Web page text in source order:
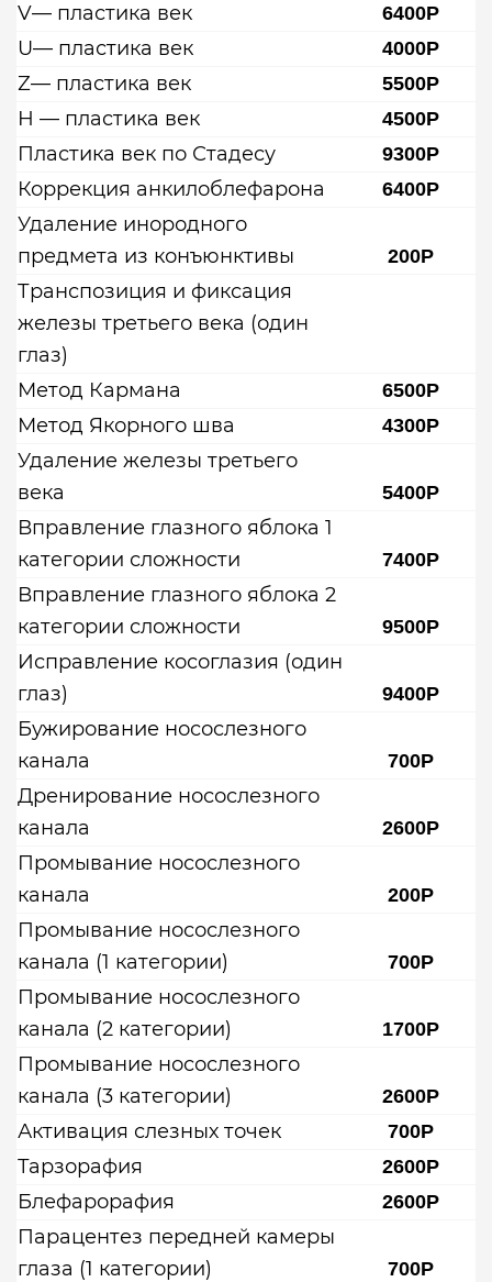
V— пластика век 6400Р
U— пластика век 4000Р
Z— пластика век 5500Р
Н — пластика век 4500Р
Пластика век по Стадесу 9300Р
Коррекция анкилоблефарона 6400Р
Удаление инородного
предмета из конъюнктивы
200Р
Транспозиция и фиксация
железы третьего века (один
глаз)
Метод Кармана
6500Р
Метод Якорного шва 4300Р
Удаление железы третьего
века
5400Р
Вправление глазного яблока 1
категории сложности
7400Р
Вправление глазного яблока 2
категории сложности
9500Р
Исправление косоглазия (один
глаз)
9400Р
Бужирование носослезного
канала
700Р
Дренирование носослезного
канала
2600Р
Промывание носослезного
канала
200Р
Промывание носослезного
канала (1 категории)
700Р
Промывание носослезного
канала (2 категории)
1700Р
Промывание носослезного
канала (3 категории)
2600Р
Активация слезных точек 700Р
Тарзорафия 2600Р
Блефарорафия 2600Р
Парацентез передней камеры
глаза (1 категории)
700Р